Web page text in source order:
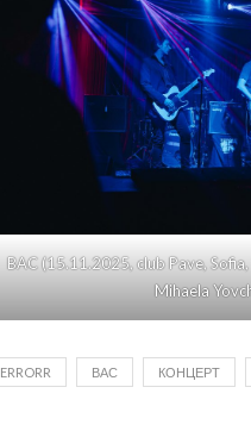
BAC (15.11.2025, club Pave,
Mihaela
ERRORR ВАС КОНЦЕРТ